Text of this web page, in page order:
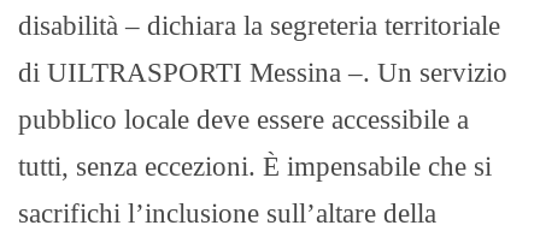
disabilità – dichiara la segreteria territoriale
di UILTRASPORTI Messina –. Un servizio
pubblico locale deve essere accessibile a
tutti, senza eccezioni. È impensabile che si
sacrifichi l’inclusione sull’altare della